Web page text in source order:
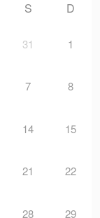
S D
31 1
7 8
14 15
21 22
28 29